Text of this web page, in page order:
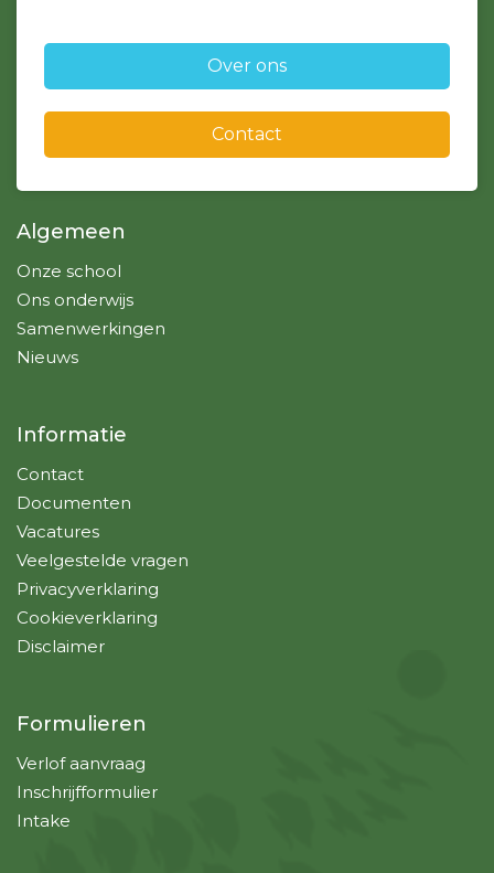
Over ons
Contact
Algemeen
Onze school
Ons onderwijs
Samenwerkingen
Nieuws
Informatie
Contact
Documenten
Vacatures
Veelgestelde vragen
Privacyverklaring
Cookieverklaring
Disclaimer
Formulieren
Verlof aanvraag
Inschrijfformulier
Intake